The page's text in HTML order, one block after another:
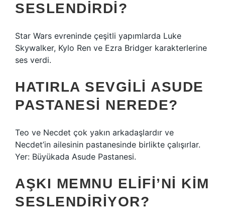
SESLENDIRDI?
Star Wars evreninde çeşitli yapımlarda Luke
Skywalker, Kylo Ren ve Ezra Bridger karakterlerine
ses verdi.
HATIRLA SEVGILI ASUDE
PASTANESI NEREDE?
Teo ve Necdet çok yakın arkadaşlardır ve
Necdet’in ailesinin pastanesinde birlikte çalışırlar.
Yer: Büyükada Asude Pastanesi.
AŞKI MEMNU ELIFI’NI KIM
SESLENDIRIYOR?